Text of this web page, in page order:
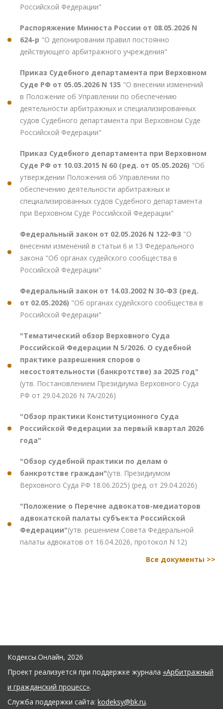
Российской Федерации"
Распоряжение Минюста России от 08.05.2026 N
624-р "О депонировании правил постоянно
действующего арбитражного учреждения"
Приказ Судебного департамента при Верховном
Суде РФ от 05.05.2026 N 135 "О внесении изменений
в Положение об Управлении по обеспечению
деятельности арбитражных и специализированных
судов Судебного департамента при Верховном Суде
Российской Федерации"
Приказ Судебного департамента при Верховном
Суде РФ от 10.03.2015 N 60 (ред. от 05.05.2026) "Об
утверждении Положения об Управлении по
обеспечению деятельности арбитражных и
специализированных судов Судебного департамента
при Верховном Суде Российской Федерации"
Федеральный закон от 02.05.2026 N 122-ФЗ "О
внесении изменений в статьи 6 и 13 Федерального
закона "Об органах судейского сообщества в
Российской Федерации"
Федеральный закон от 14.03.2002 N 30-ФЗ (ред.
от 02.05.2026) "Об органах судейского сообщества в
Российской Федерации"
"Тематический обзор Верховного Суда
Российской Федерации N 5/2026. О судебной
практике разрешения споров о
несостоятельности (банкротстве) за 2025 год"
(утв. Постановлением Президиума Верховного Суда
РФ от 29.04.2026 N 7А/2026)
"Обзор практики Конституционного Суда
Российской Федерации за первый квартал 2026
года"
"Обзор судебной практики по делам о
банкротстве граждан"(утв. Президиумом
Верховного Суда РФ 18.06.2025) (ред. от 29.04.2026)
"Положение о Перечне адвокатов-медиаторов
адвокатской палаты субъекта Российской
Федерации"(утв. решением Совета Федеральной
палаты адвокатов от 16.04.2026, протокол N 12)
Все документы >>
Кодексы.Онлайн, 2026
Проект реализуется при поддержке журнала «Арбитражный
и гражданский процесс».
Служба поддержки сайта: kodeksy@bk.ru.